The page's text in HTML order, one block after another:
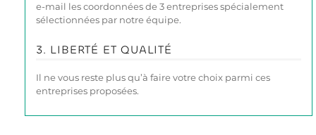
e-mail les coordonnées de 3 entreprises spécialement
sélectionnées par notre équipe.
3. LIBERTÉ ET QUALITÉ
Il ne vous reste plus qu’à faire votre choix parmi ces
entreprises proposées.